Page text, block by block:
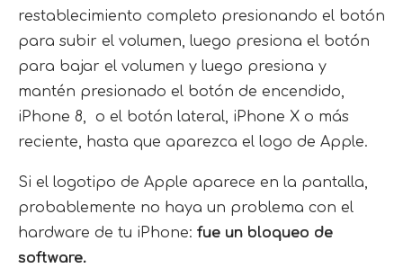
restablecimiento completo presionando el botón
para subir el volumen, luego presiona el botón
para bajar el volumen y luego presiona y
mantén presionado el botón de encendido,
iPhone 8, o el botón lateral, iPhone X o más
reciente, hasta que aparezca el logo de Apple.
Si el logotipo de Apple aparece en la pantalla,
probablemente no haya un problema con el
hardware de tu iPhone: fue un bloqueo de
software.